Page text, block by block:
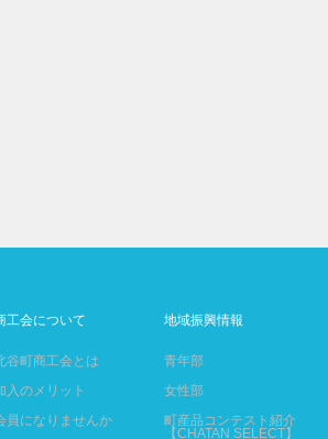
工会について
谷町商工会とは
入のメリット
員になりませんか
地域振興情報
青年部
女性部
町産品コンテスト紹介
【CHATAN SELECT】